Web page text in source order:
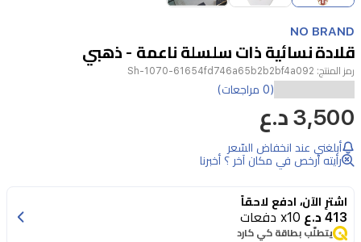
1
of
3
NO BRAND
قلادة نسائية ذات سلسلة ناعمة - ذهبي
رمز المنتج: Sh-1070-61654fd746a65b2b2bf4a092
لمسة
من
الفخامة
إلى
إطلالتك
(0 مراجعات)
3,500 د.ع
أبلغني عند انخفاض السّعر
رأيته أرخص في مكان آخر ؟ أخبرنا
اشترِ الآن، ادفع لاحقاً
413 د.ع x10 دفعات
يتطلّب بطاقة كي كارد